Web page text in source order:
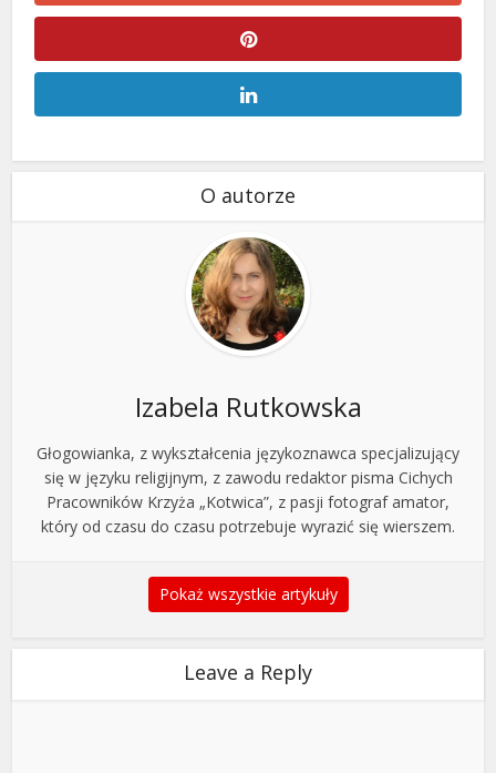
O autorze
Izabela Rutkowska
Głogowianka, z wykształcenia językoznawca specjalizujący
się w języku religijnym, z zawodu redaktor pisma Cichych
Pracowników Krzyża „Kotwica”, z pasji fotograf amator,
który od czasu do czasu potrzebuje wyrazić się wierszem.
Pokaż wszystkie artykuły
Leave a Reply